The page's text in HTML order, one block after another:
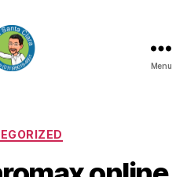
CLARA
Menu
Categorias